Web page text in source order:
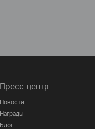
Пресс-центр
Новости
Награды
Блог